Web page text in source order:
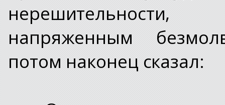
напряженным
потом наконец сказал: